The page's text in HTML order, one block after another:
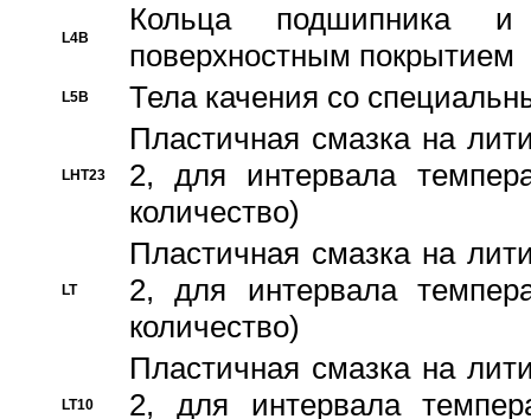
L4B
Кольца подшипника
поверхностным покрытием
L5B Тела качения со
LHT23
Пластичная смазка на
2, для интервала
количество)
LT
Пластичная смазка на
2, для интервала
количество)
LT10
Пластичная смазка на
2, для интервала